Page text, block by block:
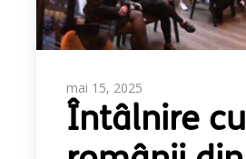
mai 15, 2025
Întâlnire cu